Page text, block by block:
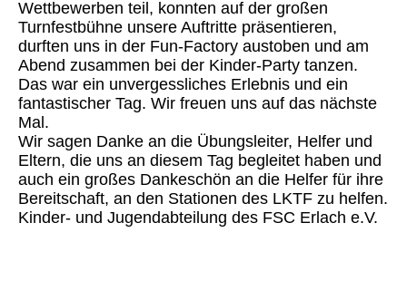
Wettbewerben teil, konnten auf der großen
Turnfestbühne unsere Auftritte präsentieren,
durften uns in der Fun-Factory austoben und am
Abend zusammen bei der Kinder-Party tanzen.
Das war ein unvergessliches Erlebnis und ein
fantastischer Tag. Wir freuen uns auf das nächste
Mal.
Wir sagen Danke an die Übungsleiter, Helfer und
Eltern, die uns an diesem Tag begleitet haben und
auch ein großes Dankeschön an die Helfer für ihre
Bereitschaft, an den Stationen des LKTF zu helfen.
Kinder- und Jugendabteilung des FSC Erlach e.V.